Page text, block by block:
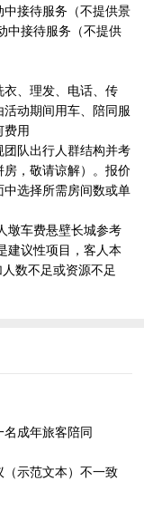
中接待服务（不提供景
中接待服务（不提供
、理发、电话、传
动期间用车、陪同服
费用
队出行人群结构并考
，敬请谅解）。报价
中选择所需房间数或单
墩车费悬壁长城参考
建议性项目，客人本
数不足或资源不足
成年旅客陪同
示范文本）不一致